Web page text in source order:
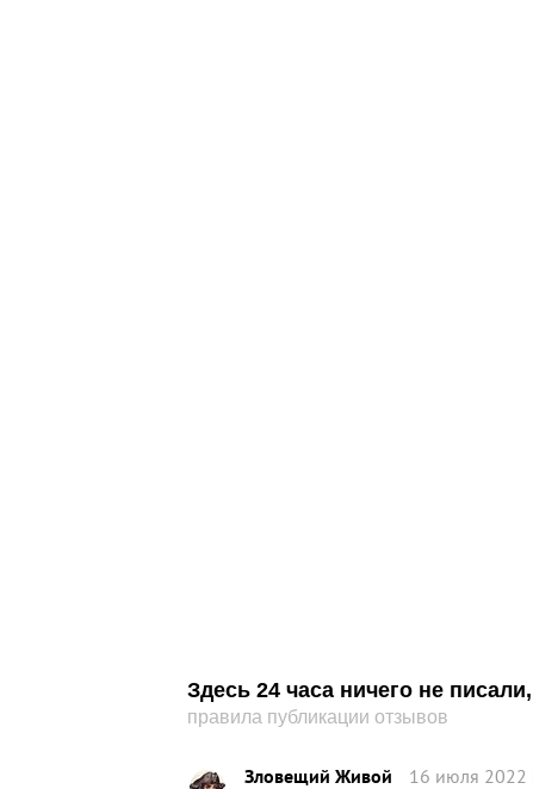
Здесь 24 часа ничего не
правила публикации отзывов
Зловещий Живой 16 июля 2022